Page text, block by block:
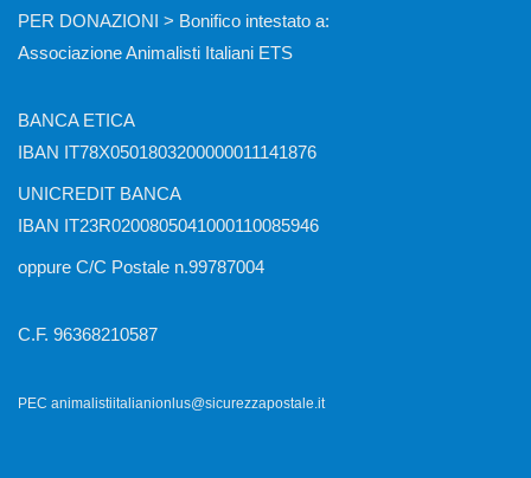
PER DONAZIONI > Bonifico intestato a:
Associazione Animalisti Italiani ETS
BANCA ETICA
IBAN IT78X0501803200000011141876
UNICREDIT BANCA
IBAN IT23R0200805041000110085946
oppure C/C Postale n.99787004
C.F. 96368210587
PEC animalistiitalianionlus@sicurezzapostale.it